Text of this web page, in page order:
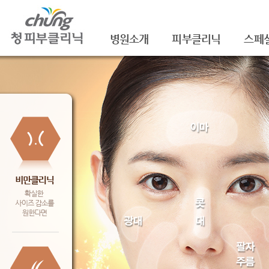
병원소개 피부클리닉 스페
의료진소개
진료안내
레이저장비소개
병원 둘러보기
찾아오시는 길
공지사항
여드름
여드름자국/흉터
주근깨/잡티
문신제거
안면홍조
피부질환치료
셀라
셀라
레이
주름/
제모
FNS
물광
아쿠
백옥
신데
슈링
셀렉